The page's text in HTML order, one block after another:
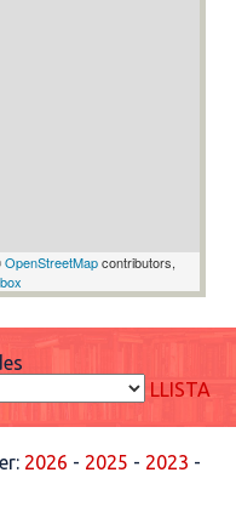
OpenStreetMapcontributors,
LLISTA
2026 - 2025 - 2023 -